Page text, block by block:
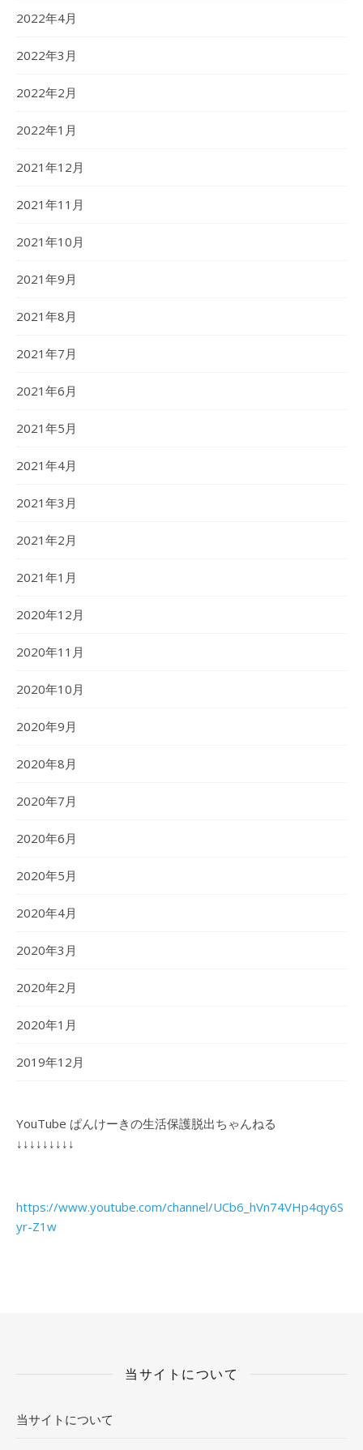
2022年4月
2022年3月
2022年2月
2022年1月
2021年12月
2021年11月
2021年10月
2021年9月
2021年8月
2021年7月
2021年6月
2021年5月
2021年4月
2021年3月
2021年2月
2021年1月
2020年12月
2020年11月
2020年10月
2020年9月
2020年8月
2020年7月
2020年6月
2020年5月
2020年4月
2020年3月
2020年2月
2020年1月
2019年12月
YouTube ぱんけーきの生活保護脱出ちゃんねる
↓↓↓↓↓↓↓↓↓
https://www.youtube.com/channel/UCb6_hVn74VHp4qy6S
yr-Z1w
当サイトについて
当サイトについて